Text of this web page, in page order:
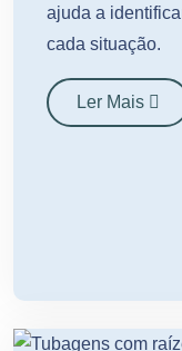
ajuda a
cada situação.
Ler Mais